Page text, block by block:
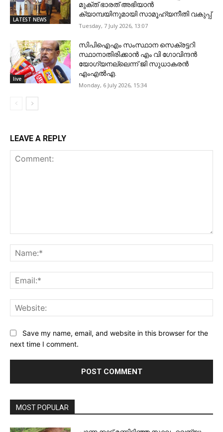
LATEST NEWS
മുക്ത് ഭാരത് അഭിയാൻ
ക്യാമ്പയിനുമായി സാമൂഹ്യനീതി വകുപ്പ്
Tuesday, 7 July 2026, 13:07
live
സിപിഐഎം സംസ്ഥാന സെക്രട്ടറി
സ്ഥാനാതിരിക്കാൻ എം വി ഗോവിന്ദൻ
യോഗ്യനല്ലെന്ന് ജി സുധാകരൻ
എംഎൽഎ.
Monday, 6 July 2026, 15:34
LEAVE A REPLY
Save my name, email, and website in this browser for the
next time I comment.
MOST POPULAR